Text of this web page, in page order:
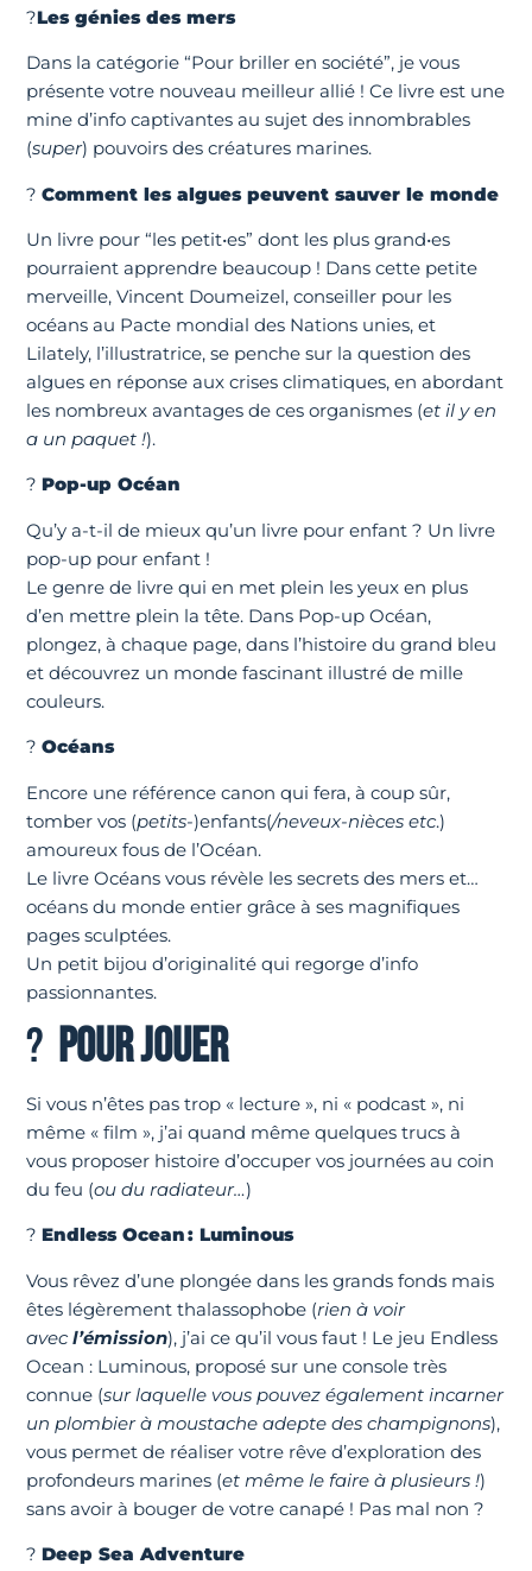
?Les génies des mers
Dans la catégorie “Pour briller en société”, je vous
présente votre nouveau meilleur allié ! Ce livre est une
mine d’info captivantes au sujet des innombrables
(super) pouvoirs des créatures marines.
?Comment les algues peuvent sauver le monde
Un livre pour “les petit•es” dont les plus grand•es
pourraient apprendre beaucoup ! Dans cette petite
merveille, Vincent Doumeizel, conseiller pour les
océans au Pacte mondial des Nations unies, et
Lilately, l’illustratrice, se penche sur la question des
algues en réponse aux crises climatiques, en abordant
les nombreux avantages de ces organismes (et il y en
a un paquet !).
?Pop-up Océan
Qu’y a-t-il de mieux qu’un livre pour enfant ? Un livre
pop-up pour enfant !
Le genre de livre qui en met plein les yeux en plus
d’en mettre plein la tête. Dans Pop-up Océan,
plongez, à chaque page, dans l’histoire du grand bleu
et découvrez un monde fascinant illustré de mille
couleurs.
?Océans
Encore une référence canon qui fera, à coup sûr,
tomber vos (petits-)enfants(/neveux-nièces etc.)
amoureux fous de l’Océan.
Le livre Océans vous révèle les secrets des mers et…
océans du monde entier grâce à ses magnifiques
pages sculptées.
Un petit bijou d’originalité qui regorge d’info
passionnantes.
? POUR JOUER
Si vous n’êtes pas trop « lecture », ni « podcast », ni
même « film », j’ai quand même quelques trucs à
vous proposer histoire d’occuper vos journées au coin
du feu (ou du radiateur…)
?Endless Ocean : Luminous
Vous rêvez d’une plongée dans les grands fonds mais
êtes légèrement thalassophobe (rien à voir
avecl’émission), j’ai ce qu’il vous faut ! Le jeu Endless
Ocean : Luminous, proposé sur une console très
connue (sur laquelle vous pouvez également incarner
un plombier à moustache adepte des champignons),
vous permet de réaliser votre rêve d’exploration des
profondeurs marines (et même le faire à plusieurs !)
sans avoir à bouger de votre canapé ! Pas mal non ?
?Deep Sea Adventure